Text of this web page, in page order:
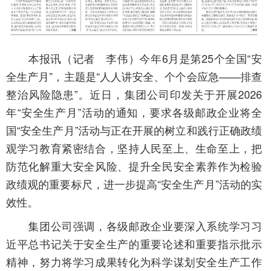
本报讯（记者 李伟）今年6月是第25个全国“安
全生产月”，主题是“人人讲安全、个个会应急——排查
整治风险隐患”。近日，集团公司印发关于开展2026
年“安全生产月”活动的通知，要求各级邮政企业将全
国“安全生产月”活动与正在开展的树立和践行正确政绩
观学习教育紧密结合，坚持人民至上、生命至上，把
防范化解重大安全风险、提升全民安全素养作为检验
政绩观的重要标尺，进一步提高“安全生产月”活动的实
效性。
集团公司强调，各级邮政企业要深入系统学习习
近平总书记关于安全生产的重要论述和重要指示批示
精神，努力将学习成果转化为科学谋划安全生产工作